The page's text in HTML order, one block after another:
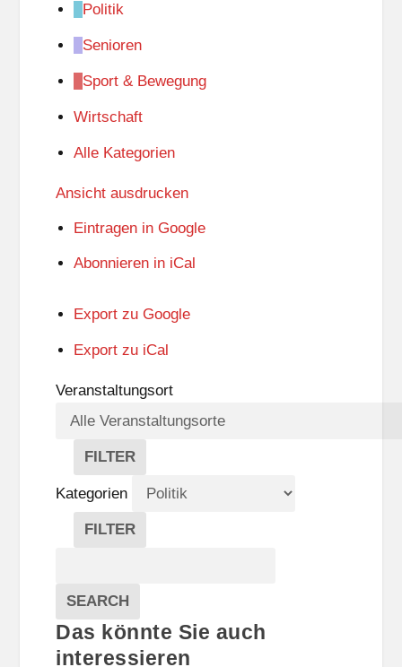
Politik
Senioren
Sport & Bewegung
Wirtschaft
Alle Kategorien
Ansicht ausdrucken
Eintragen in Google
Abonnieren in iCal
Export zu Google
Export zu iCal
Veranstaltungsort
FILTER
V
E
R
A
A
L
T
U
Kategorien
FILTER
E
G
O
R
Veranstaltungen
SEARCH
Das könnte Sie auch
interessieren